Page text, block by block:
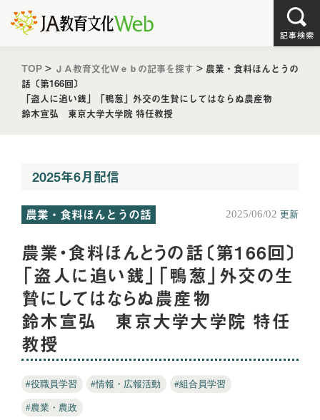
TOP > ＪＡ教育文化Ｗｅｂの記事を探す > 農業・食料ほんとうの
話〔第166回〕
「盗人に追い銭」「鴨葱」外交の生贄にしてはならぬ農産物
鈴木宣弘 東京大学大学院 特任教授
2025年6月配信
農業・食料ほんとうの話 2025/06/02 更新
農業・食料ほんとうの話〔第166回〕
「盗人に追い銭」「鴨葱」外交の生
贄にしてはならぬ農産物
鈴木宣弘 東京大学大学院 特任
教授
#役職員学習 #情報・広報活動 #組合員学習
#農業・農政